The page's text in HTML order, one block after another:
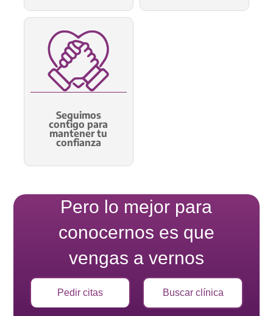
Seguimos
contigo para
mantener tu
confianza
Pero lo mejor para
conocernos es que
vengas a vernos
Pedir citas Buscar clínica